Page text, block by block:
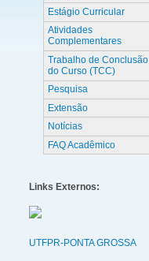
Estágio Curricular
Atividades
Complementares
Trabalho de Conclusão
do Curso (TCC)
Pesquisa
Extensão
Notícias
FAQ Acadêmico
Links Externos:
UTFPR-PONTA GROSSA